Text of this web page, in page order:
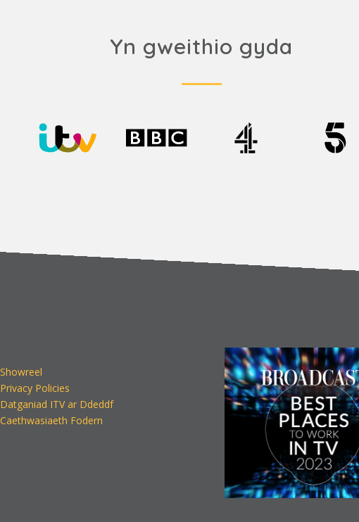
Yn gweithio gyda
Showreel
Privacy Policies
Datganiad ITV ar Ddeddf
Caethwasiaeth Fodern